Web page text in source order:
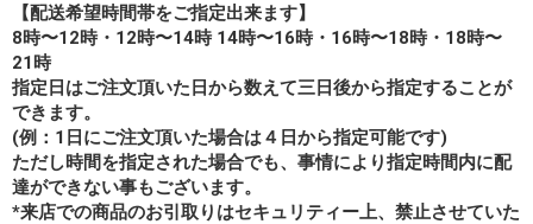
【配送希望時間帯をご指定出来ます】
8時〜12時・12時〜14時 14時〜16時・16時〜18時・18時〜
21時
指定日はご注文頂いた日から数えて三日後から指定することが
できます。
(例：1日にご注文頂いた場合は４日から指定可能です)
ただし時間を指定された場合でも、事情により指定時間内に配
達ができない事もございます。
*来店での商品のお引取りはセキュリティー上、禁止させていた